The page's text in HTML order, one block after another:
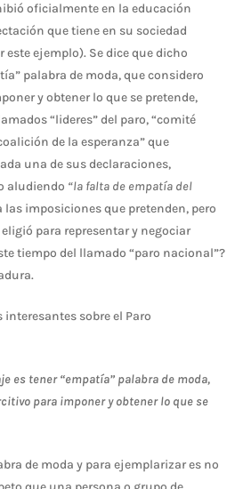
oficialmente en la educación
que tiene en su sociedad
este ejemplo). Se dice que dicho
palabra de moda, que considero
y obtener lo que se pretende,
“lideres” del paro, “comité
de la esperanza” que
una de sus declaraciones,
aludiendo “la falta de empatía del
las imposiciones que pretenden, pero
para representar y negociar
tiempo del llamado “paro nacional”?
sobre el Paro
es tener “empatía” palabra de moda,
para imponer y obtener lo que se
de moda y para ejemplarizar es no